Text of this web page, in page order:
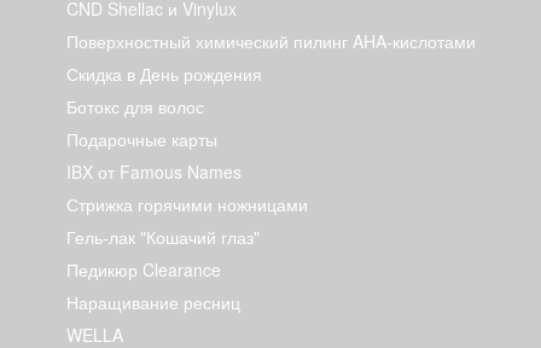
CND Shellac и Vinylux
Поверхностный химический пилинг AHA-кислотами
Скидка в День рождения
Ботокс для волос
Подарочные карты
IBX от Famous Names
Стрижка горячими ножницами
Гель-лак "Кошачий глаз"
Педикюр Clearance
Наращивание ресниц
WELLA